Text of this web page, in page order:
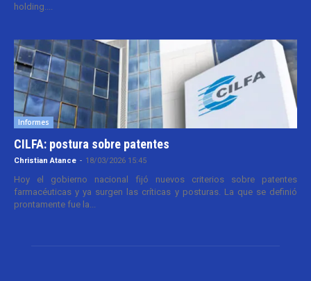
holding....
Informes
CILFA: postura sobre patentes
Christian Atance - 18/03/2026 15:45
Hoy el gobierno nacional fijó nuevos criterios sobre patentes
farmacéuticas y ya surgen las críticas y posturas. La que se definió
prontamente fue la...